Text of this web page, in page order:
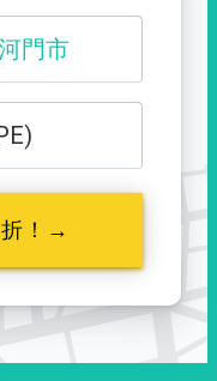
！→